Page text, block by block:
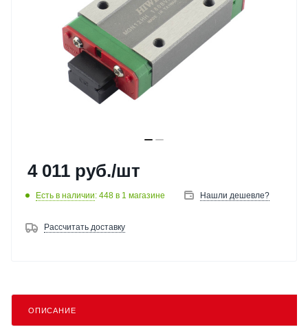
4 011 руб./шт
Есть в наличии: 448 в 1 магазине Нашли дешевле?
Рассчитать доставку
ОПИСАНИЕ